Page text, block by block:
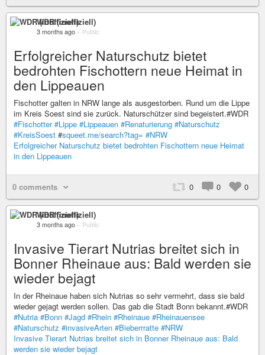
WDR (inoffiziell)
3 months ago – Public
Erfolgreicher Naturschutz bietet
bedrohten Fischottern neue Heimat in
den Lippeauen
Fischotter galten in NRW lange als ausgestorben. Rund um die Lippe
im Kreis Soest sind sie zurück. Naturschützer sind begeistert.#WDR
#Fischotter #Lippe #Lippeauen #Renaturierung #Naturschutz
#KreisSoest #squeet.me/search?tag= #NRW
Erfolgreicher Naturschutz bietet bedrohten Fischottern neue Heimat
in den Lippeauen
0 comments 0 0 0
WDR (inoffiziell)
3 months ago – Public
Invasive Tierart Nutrias breitet sich in
Bonner Rheinaue aus: Bald werden sie
wieder bejagt
In der Rheinaue haben sich Nutrias so sehr vermehrt, dass sie bald
wieder gejagt werden sollen. Das gab die Stadt Bonn bekannt.#WDR
#Nutria #Bonn #Jagd #Rhein #Rheinaue #Rheinauensee
#Naturschutz #invasiveArten #Bieberrratte #NRW
Invasive Tierart Nutrias breitet sich in Bonner Rheinaue aus: Bald
werden sie wieder bejagt